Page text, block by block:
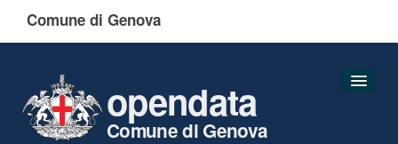
Comune di Genova
opendata
Comune di Genova